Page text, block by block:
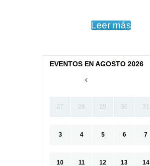
Leer más
EVENTOS EN AGOSTO 2026
27 28 29 30 31
3 4 5 6 7
10 11 12 13 14